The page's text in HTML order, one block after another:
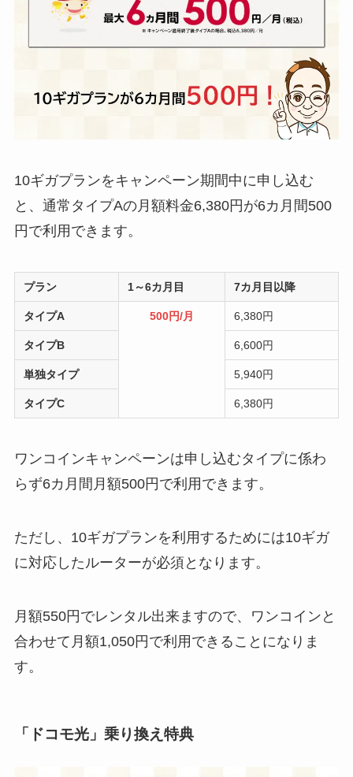
10ギガプランをキャンペーン期間中に申し込む
と、通常タイプAの月額料金6,380円が6カ月間500
円で利用できます。
プラン 1～6カ月目 7カ月目以降
タイプA 500円/月 6,380円
タイプB 6,600円
単独タイプ 5,940円
タイプC 6,380円
ワンコインキャンペーンは申し込むタイプに係わ
らず6カ月間月額500円で利用できます。
ただし、10ギガプランを利用するためには10ギガ
に対応したルーターが必須となります。
月額550円でレンタル出来ますので、ワンコインと
合わせて月額1,050円で利用できることになりま
す。
「ドコモ光」乗り換え特典